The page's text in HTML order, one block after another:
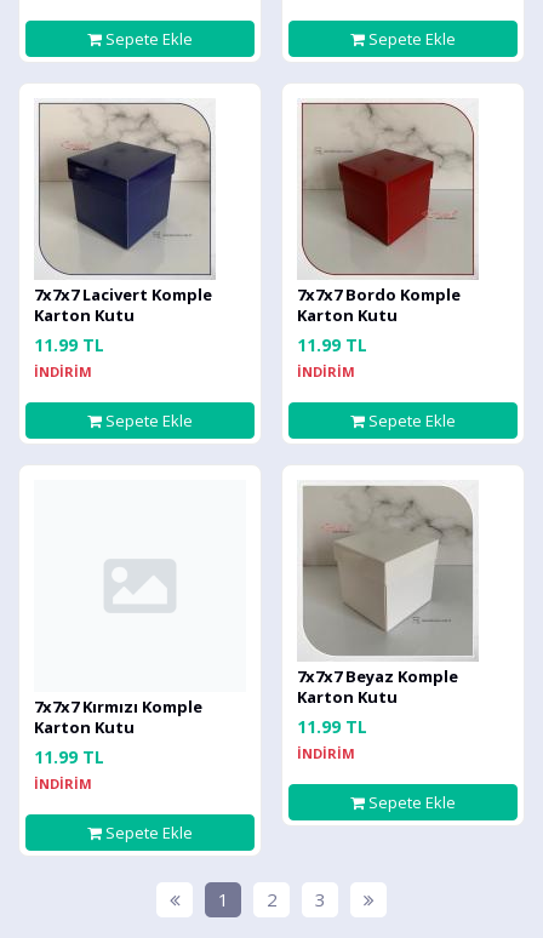
Sepete Ekle Sepete Ekle
7x7x7 Lacivert Komple
Karton Kutu
11.99 TL
İNDİRİM
Sepete Ekle
7x7x7 Bordo Komple
Karton Kutu
11.99 TL
İNDİRİM
Sepete Ekle
7x7x7 Kırmızı Komple
Karton Kutu
11.99 TL
İNDİRİM
Sepete Ekle
7x7x7 Beyaz Komple
Karton Kutu
11.99 TL
İNDİRİM
Sepete Ekle
1 2 3